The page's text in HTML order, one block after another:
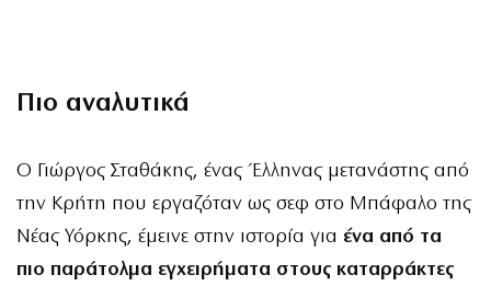
Πιο αναλυτικά
Ο Γιώργος Σταθάκης, ένας Έλληνας μετανάστης από
την Κρήτη που εργαζόταν ως σεφ στο Μπάφαλο της
Νέας Υόρκης, έμεινε στην ιστορία για ένα από τα
πιο παράτολμα εγχειρήματα στους καταρράκτες